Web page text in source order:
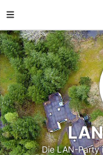
Die LAN-Party